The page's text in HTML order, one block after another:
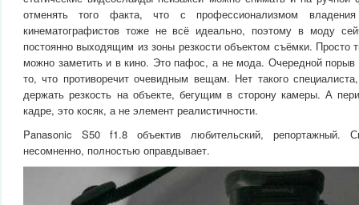
отменять того факта, что с профессионализмом
кинематографистов тоже не всё идеально, поэтому в моду
постоянно выходящим из зоны резкости объектом съёмки. Просто
можно заметить и в кино. Это пафос, а не мода. Очередной порыв
то, что противоречит очевидным вещам. Нет такого
держать резкость на объекте, бегущим в сторону камеры. А
кадре, это косяк, а не элемент реалистичности.
Panasonic S50 f1.8 объектив любительский,
несомненно, полностью оправдывает.